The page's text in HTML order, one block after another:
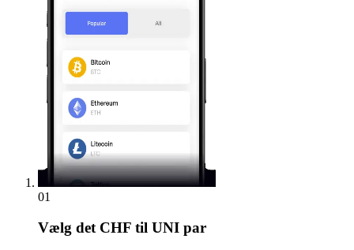
01
Vælg det CHF til UNI par